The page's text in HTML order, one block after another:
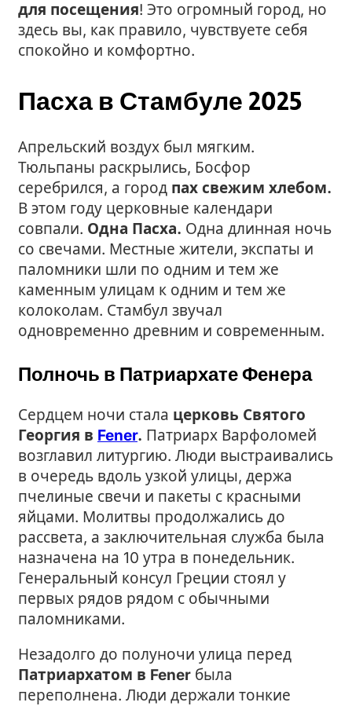
для посещения! Это огромный город, но
здесь вы, как правило, чувствуете себя
спокойно и комфортно.
Пасха в Стамбуле 2025
Апрельский воздух был мягким.
Тюльпаны раскрылись, Босфор
серебрился, а город пах свежим хлебом.
В этом году церковные календари
совпали. Одна Пасха. Одна длинная ночь
со свечами. Местные жители, экспаты и
паломники шли по одним и тем же
каменным улицам к одним и тем же
колоколам. Стамбул звучал
одновременно древним и современным.
Полночь в Патриархате Фенера
Сердцем ночи стала церковь Святого
Георгия в Fener. Патриарх Варфоломей
возглавил литургию. Люди выстраивались
в очередь вдоль узкой улицы, держа
пчелиные свечи и пакеты с красными
яйцами. Молитвы продолжались до
рассвета, а заключительная служба была
назначена на 10 утра в понедельник.
Генеральный консул Греции стоял у
первых рядов рядом с обычными
паломниками.
Незадолго до полуночи улица перед
Патриархатом в Fener была
переполнена. Люди держали тонкие